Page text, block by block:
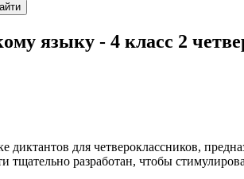
языку - 4 класс 2
диктантов для четвероклассников,
тщательно разработан, чтобы